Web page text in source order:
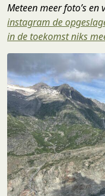
Meteen meer foto’s en
instagram de
in de toekomst niks